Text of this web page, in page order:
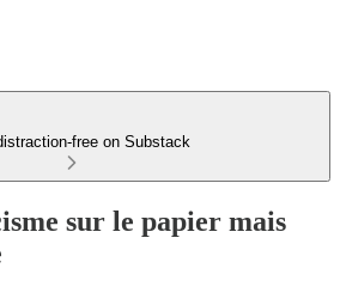
free on Substack
sur le papier mais